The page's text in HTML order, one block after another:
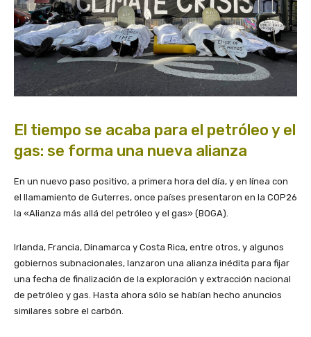
El tiempo se acaba para el petróleo y el
gas: se forma una nueva alianza
En un nuevo paso positivo, a primera hora del día, y en línea con
el llamamiento de Guterres, once países presentaron en la COP26
la «Alianza más allá del petróleo y el gas» (BOGA).
Irlanda, Francia, Dinamarca y Costa Rica, entre otros, y algunos
gobiernos subnacionales, lanzaron una alianza inédita para fijar
una fecha de finalización de la exploración y extracción nacional
de petróleo y gas. Hasta ahora sólo se habían hecho anuncios
similares sobre el carbón.